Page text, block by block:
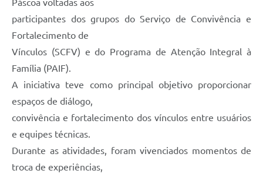
participantes dos grupos do Serviço de Convivência e
Fortalecimento de
Vínculos (SCFV) e do Programa de Atenção Integral à
Família (PAIF).
A iniciativa teve como principal objetivo proporcionar
espaços de diálogo,
convivência e fortalecimento dos vínculos entre usuários
e equipes técnicas.
Durante as atividades, foram vivenciados momentos de
troca de experiências,